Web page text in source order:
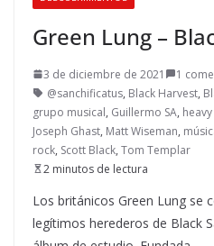
Green Lung –
3 de diciembre de 2021
1
@sanchificatus, Black Harvest,
grupo musical, Guillermo SA,
Joseph Ghast, Matt Wiseman,
rock, Scott Black, Tom Templar
2 minutos de lectura
Los británicos Green Lung se
legítimos herederos de Black